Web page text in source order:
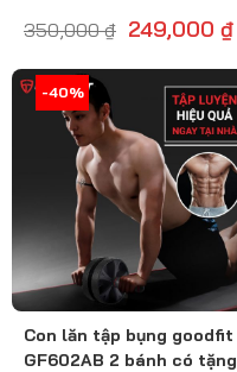
350,000₫ 249,000 ₫
-41%
Con lăn tập bụng goodfit
GF602AB 2 bánh có tặng
-40%